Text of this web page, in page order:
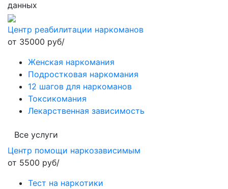
данных
Центр реабилитации наркоманов
от 35000 руб/
Женская наркомания
Подростковая наркомания
12 шагов для наркоманов
Токсикомания
Лекарственная зависимость
Все услуги
Центр помощи наркозависимым
от 5500 руб/
Тест на наркотики